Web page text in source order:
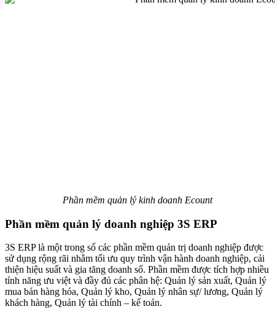
Phần mềm quản lý kinh doanh Ecount
Phần mềm quản lý doanh nghiệp 3S ERP
3S ERP là một trong số các phần mềm quản trị doanh nghiệp được
sử dụng rộng rãi nhằm tối ưu quy trình vận hành doanh nghiệp, cải
thiện hiệu suất và gia tăng doanh số. Phần mềm được tích hợp nhiều
tính năng ưu việt và đầy đủ các phân hệ: Quản lý sản xuất, Quản lý
mua bán hàng hóa, Quản lý kho, Quản lý nhân sự/ lương, Quản lý
khách hàng, Quản lý tài chính – kế toán.